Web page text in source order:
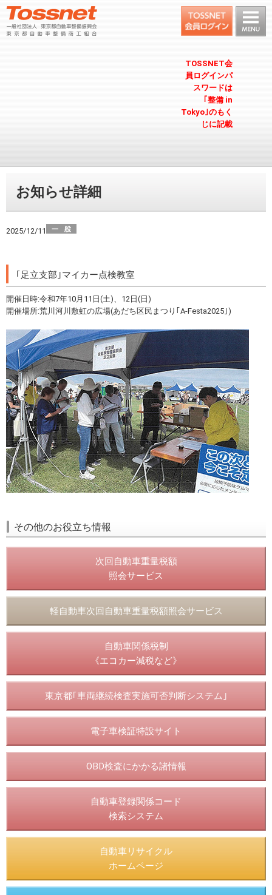
TOSSNET会
員ログインパ
スワードは
｢整備 in
Tokyo｣のもく
じに記載
お知らせ詳細
2025/12/11
｢足立支部｣マイカー点検教室
開催日時:令和7年10月11日(土)、12日(日)
開催場所:荒川河川敷虹の広場(あだち区民まつり｢A-Festa2025｣)
その他のお役立ち情報
次回自動車重量税額
照会サービス
軽自動車次回自動車重量税額照会サービス
自動車関係税制
《エコカー減税など》
東京都｢車両継続検査実施可否判断システム｣
電子車検証特設サイト
OBD検査にかかる諸情報
自動車登録関係コード
検索システム
自動車リサイクル
ホームページ